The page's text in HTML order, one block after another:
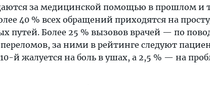
за медицинской помощью в прошлом и
40 % всех обращений приходятся на
путей. Более 25 % вызовов врачей — по
за ними в рейтинге следуют
й жалуется на боль в ушах, а 2,5 % — на